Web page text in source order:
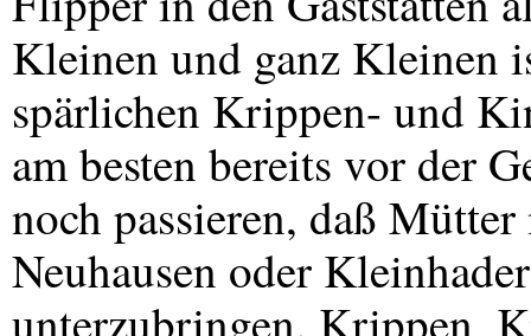
Kleinen und ganz Kleinen
spärlichen Krippen- und
am besten bereits vor der
noch passieren, daß
Neuhausen oder
unterzubringen. Krippen,